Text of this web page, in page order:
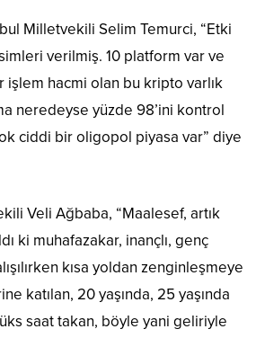
Milletvekili Selim Temurci, “Etki
verilmiş. 10 platform var ve
işlem hacmi olan bu kripto varlık
neredeyse yüzde 98’ini kontrol
ciddi bir oligopol piyasa var” diye
Veli Ağbaba, “Maalesef, artık
ki muhafazakar, inançlı, genç
kısa yoldan zenginleşmeye
katılan, 20 yaşında, 25 yaşında
saat takan, böyle yani geliriyle